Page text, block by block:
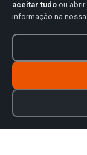
aceitar tudo ou abrir
informação na nossa